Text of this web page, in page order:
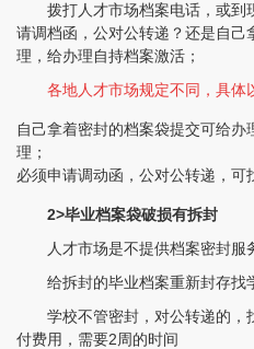
拨打人才市场档案电话，或到
请调档函，公对公转递？还是自己
理，给办理自持档案激活；
各地人才市场规定不同，具体
自己拿着密封的档案袋提交可给
理；
必须申请调动函，公对公转递，
2>毕业档案袋破损有拆封
人才市场是不提供档案密封服
给拆封的毕业档案重新封存找
学校不管密封，对公转递的，
付费用，需要2周的时间